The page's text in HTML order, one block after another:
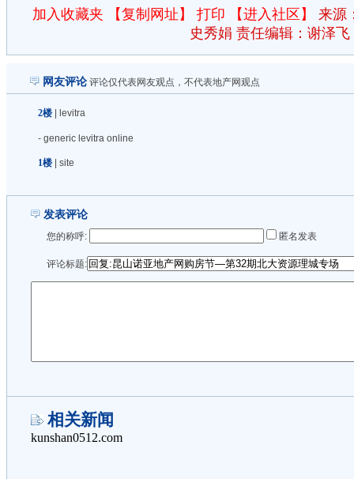
加入收藏夹 【复制网址】 打印 【进入社区】
来源
史秀娟 责任编辑：谢泽飞
网友评论 评论仅代表网友观点，不代表地产网观点
2楼 | levitra
- generic levitra online
1楼 | site
发表评论
您的称呼: 匿名发表
评论标题:
相关新闻